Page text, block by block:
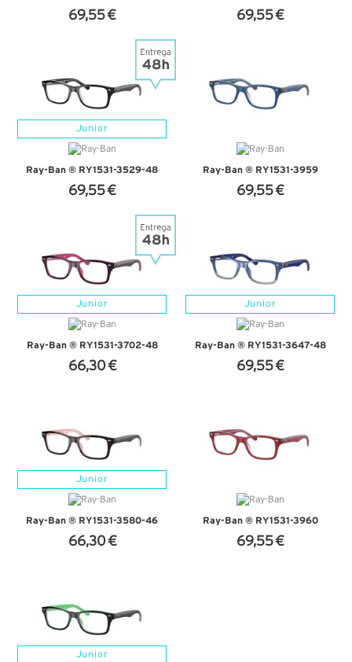
69,55 €
69,55 €
Junior
Ray-Ban ® RY1531-3529-48
69,55 €
Ray-Ban ® RY1531-3959
69,55 €
Junior
Ray-Ban ® RY1531-3702-48
66,30 €
Junior
Ray-Ban ® RY1531-3647-48
69,55 €
Junior
Ray-Ban ® RY1531-3580-46
66,30 €
Ray-Ban ® RY1531-3960
69,55 €
Junior